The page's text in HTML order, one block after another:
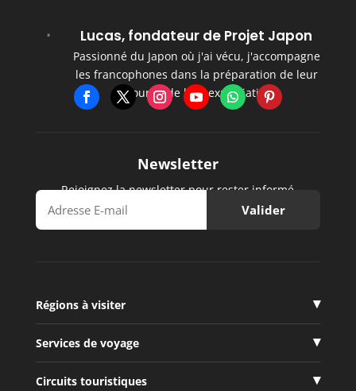
Lucas, fondateur de Projet Japon
Passionné du Japon où j'ai vécu, j'accompagne
les francophones dans la préparation de leur
séjour et de leur expatriation.
Newsletter
Rejoignez la newsletter pour rester informé
Régions à visiter
Services de voyage
Circuits touristiques